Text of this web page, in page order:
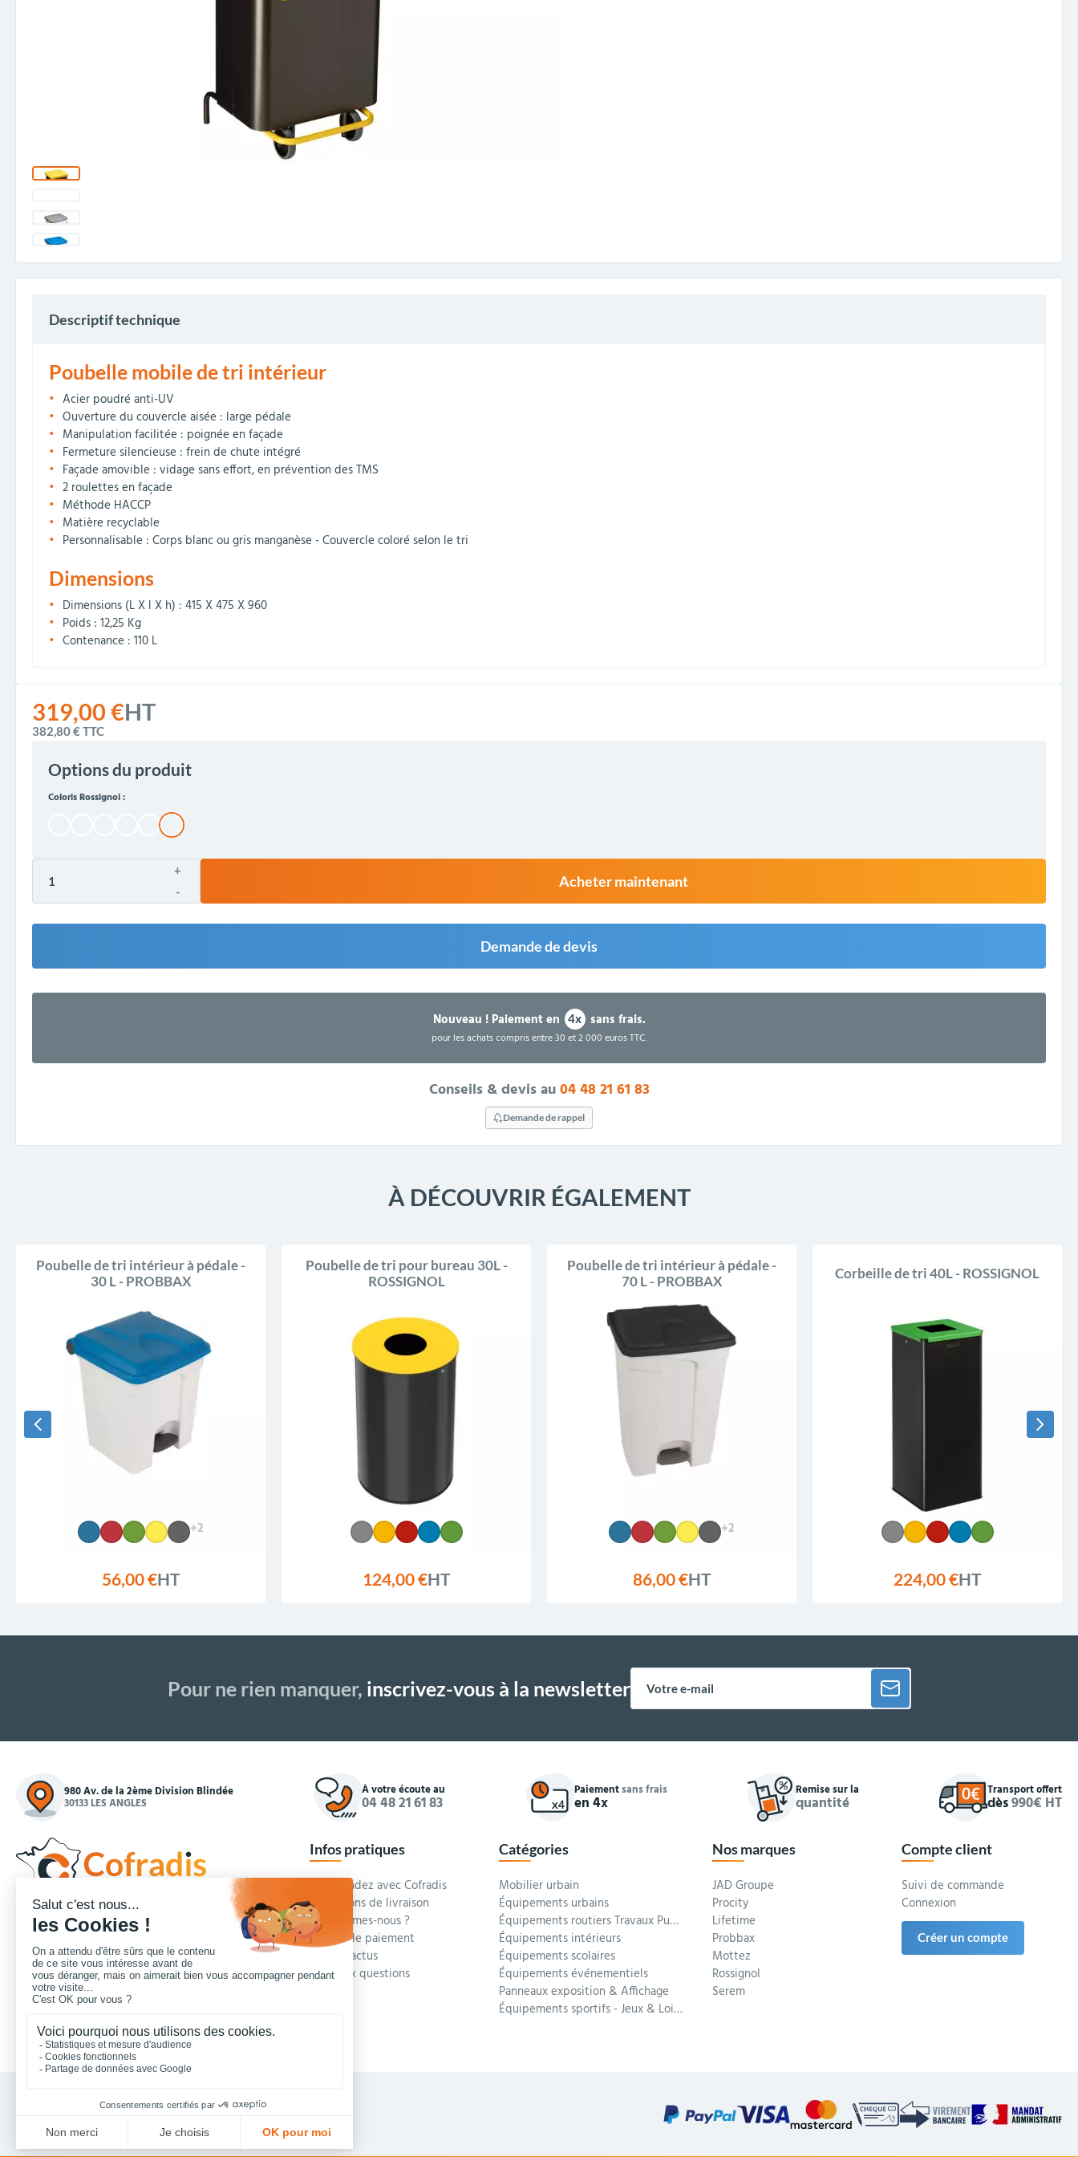
319,00 €HT
382,80 €TTC
Options du produit
Coloris Rossignol :
+
-
Acheter maintenant
Demande de devis
Nouveau !Paiement en 4x sans frais.
pour les achats compris entre 30 et 2 000 euros TTC.
Conseils & devis au04 48 21 61 83
Demande de rappel
Descriptif technique
Poubelle mobile de tri intérieur
Acier poudré anti-UV
Ouverture du couvercle aisée : large pédale
Manipulation facilitée : poignée en façade
Fermeture silencieuse : frein de chute intégré
Façade amovible : vidage sans effort, en prévention des TMS
2 roulettes en façade
Méthode HACCP
Matière recyclable
Personnalisable : Corps blanc ou gris manganèse - Couvercle coloré selon le tri
Dimensions
Dimensions (L X l X h) : 415 X 475 X 960
Poids : 12,25 Kg
Contenance : 110 L
À DÉCOUVRIR ÉGALEMENT
Poubelle de tri intérieur à pédale -
30 L - PROBBAX
+2
56,00 €HT
Poubelle de tri pour bureau 30L -
ROSSIGNOL
124,00 €HT
Poubelle de tri intérieur à pédale -
70 L - PROBBAX
+2
86,00 €HT
Corbeille de tri 40L - ROSSIGNOL
224,00 €HT
Pour ne rien manquer, inscrivez-vous à la newsletter
980 Av. de la 2ème Division Blindée
30133 LES ANGLES
À votre écoute au
04 48 21 61 83
Paiementsans frais
en 4x
Remise sur la
quantité
Transport offert
dès990€ HT
Concepteur et fournisseur de mobilier urbain,
Cofradis répond aux besoins d'équipements des
services des collectivités locales, des entreprises
de travaux publics, lycées, écoles.
Nous contacter
Infos pratiques
Commandez avec Cofradis
Conditions de livraison
Qui sommes-nous ?
Modes de paiement
Blog et actus
Foire aux questions
Catégories
Mobilier urbain
Équipements urbains
Équipements routiers Travaux Publics
Équipements intérieurs
Équipements scolaires
Équipements événementiels
Panneaux exposition & Affichage
Équipements sportifs - Jeux & Loisirs
Nos marques
JAD Groupe
Procity
Lifetime
Probbax
Mottez
Rossignol
Serem
Compte client
Suivi de commande
Connexion
Créer un compte
Vos achats collectivités en ligne sécurisés 7 J/7